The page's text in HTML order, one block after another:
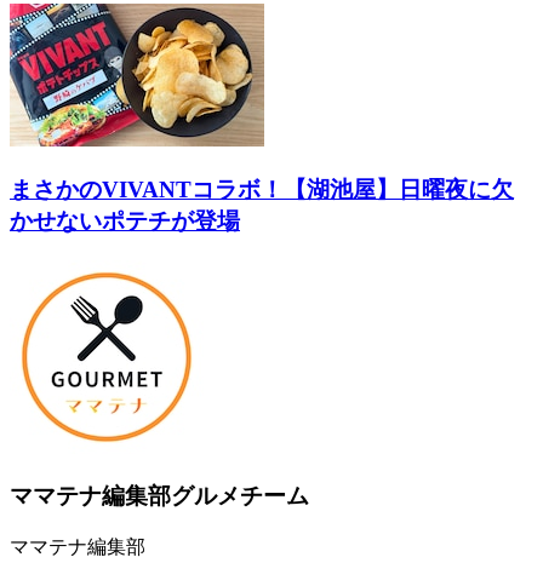
まさかのVIVANTコラボ！【湖池屋】日曜夜に欠
かせないポテチが登場
ママテナ編集部グルメチーム
ママテナ編集部